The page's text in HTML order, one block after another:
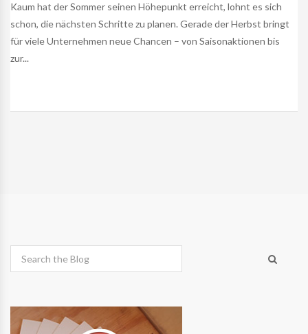
Kaum hat der Sommer seinen Höhepunkt erreicht, lohnt es sich
schon, die nächsten Schritte zu planen. Gerade der Herbst bringt
für viele Unternehmen neue Chancen – von Saisonaktionen bis
zur...